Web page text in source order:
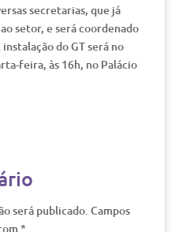
secretarias, que já
setor, e será coordenado
do GT será no
feira, às 16h, no Palácio
será publicado. Campos
*